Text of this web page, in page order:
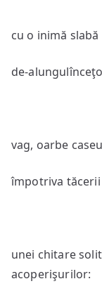
cu o inimă
de-
vag, oarbe
împotriva tăcerii
unei chitare
acoperişurilor: